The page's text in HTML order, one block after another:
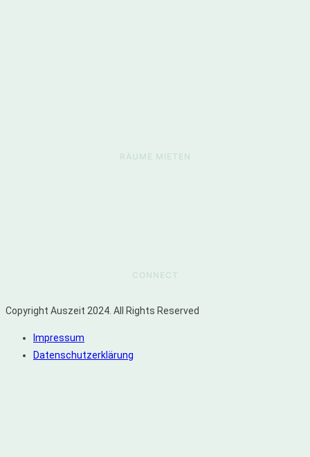
RÄUME MIETEN
CONNECT
Copyright Auszeit 2024. All Rights Reserved
Impressum
Datenschutzerklärung